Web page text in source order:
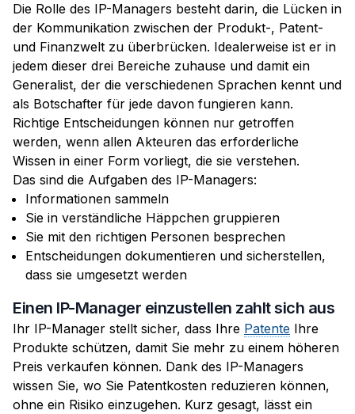
Die Rolle des IP-Managers besteht darin, die Lücken in
der Kommunikation zwischen der Produkt-, Patent-
und Finanzwelt zu überbrücken. Idealerweise ist er in
jedem dieser drei Bereiche zuhause und damit ein
Generalist, der die verschiedenen Sprachen kennt und
als Botschafter für jede davon fungieren kann.
Richtige Entscheidungen können nur getroffen
werden, wenn allen Akteuren das erforderliche
Wissen in einer Form vorliegt, die sie verstehen.
Das sind die Aufgaben des IP-Managers:
Informationen sammeln
Sie in verständliche Häppchen gruppieren
Sie mit den richtigen Personen besprechen
Entscheidungen dokumentieren und sicherstellen,
dass sie umgesetzt werden
Einen IP-Manager einzustellen zahlt sich aus
Ihr IP-Manager stellt sicher, dass Ihre Patente Ihre
Produkte schützen, damit Sie mehr zu einem höheren
Preis verkaufen können. Dank des IP-Managers
wissen Sie, wo Sie Patentkosten reduzieren können,
ohne ein Risiko einzugehen. Kurz gesagt, lässt ein